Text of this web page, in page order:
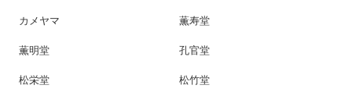
カメヤマ 薫寿堂
薫明堂 孔官堂
松栄堂 松竹堂